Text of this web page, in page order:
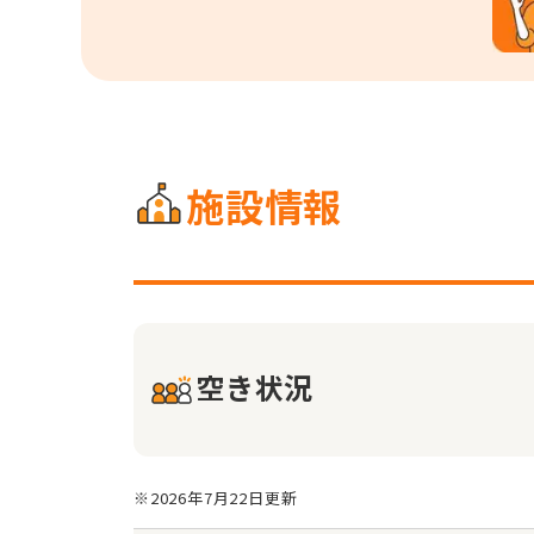
施設情報
空き状況
※2026年7月22日更新